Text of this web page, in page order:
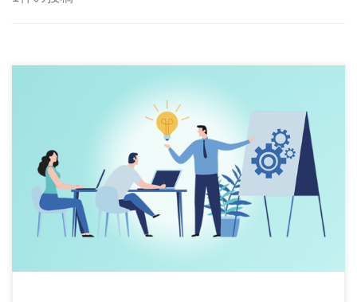
はじめに OSSライセンスコンプライアンス確立の傾向と対
策について会社組織の中で頻繁に見られる障害を […]